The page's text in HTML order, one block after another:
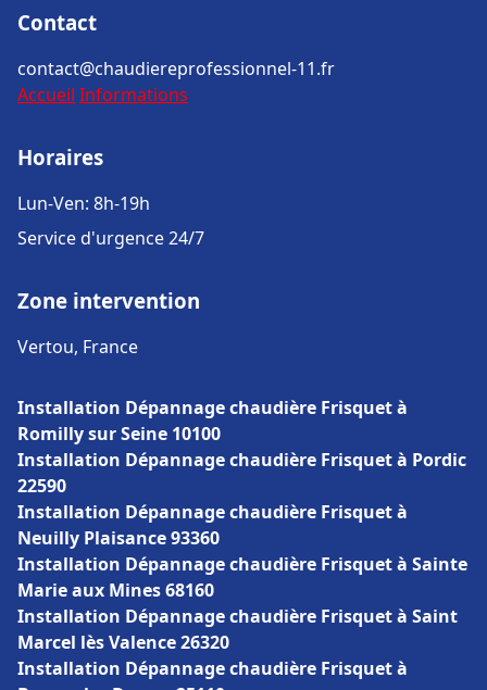
Contact
contact@chaudiereprofessionnel-11.fr
Accueil Informations
Horaires
Lun-Ven: 8h-19h
Service d'urgence 24/7
Zone intervention
Vertou, France
Installation Dépannage chaudière Frisquet à
Romilly sur Seine 10100
Installation Dépannage chaudière Frisquet à Pordic
22590
Installation Dépannage chaudière Frisquet à
Neuilly Plaisance 93360
Installation Dépannage chaudière Frisquet à Sainte
Marie aux Mines 68160
Installation Dépannage chaudière Frisquet à Saint
Marcel lès Valence 26320
Installation Dépannage chaudière Frisquet à